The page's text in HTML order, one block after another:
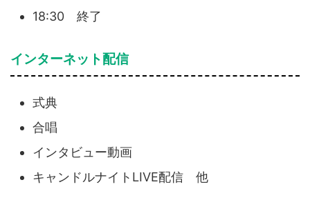
18:30 終了
インターネット配信
式典
合唱
インタビュー動画
キャンドルナイトLIVE配信 他